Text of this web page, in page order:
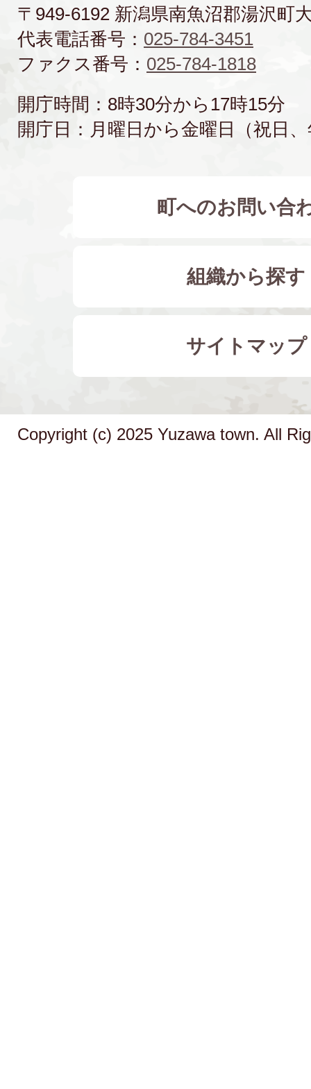
〒949-6192 新潟県南魚沼郡湯沢町
代表電話番号： 025-784-3451
ファクス番号： 025-784-1818
開庁時間：8時30分から17時15分
開庁日：月曜日から金曜日（祝日
町へのお問い合
組織から探す
サイトマップ
Copyright (c) 2025 Yuzawa town. All